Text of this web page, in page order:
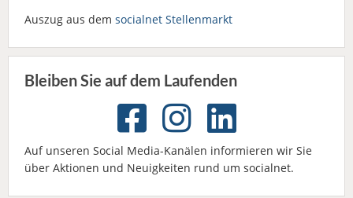
Auszug aus dem socialnet Stellenmarkt
Bleiben Sie auf dem Laufenden
Auf unseren Social Media-Kanälen informieren wir Sie
über Aktionen und Neuigkeiten rund um socialnet.